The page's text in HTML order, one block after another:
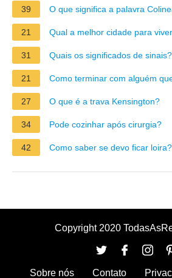
39 O que significa a palavra
21 Qual a melhor cidade para
31 Quais os significados de sinais?
21 Como terminar com alguém
27 O que é a trava Kensington?
34 Pode cozinhar após cirurgia?
42 Como saber se devo ficar loira?
Copyright 2020
Sobre nós Contato